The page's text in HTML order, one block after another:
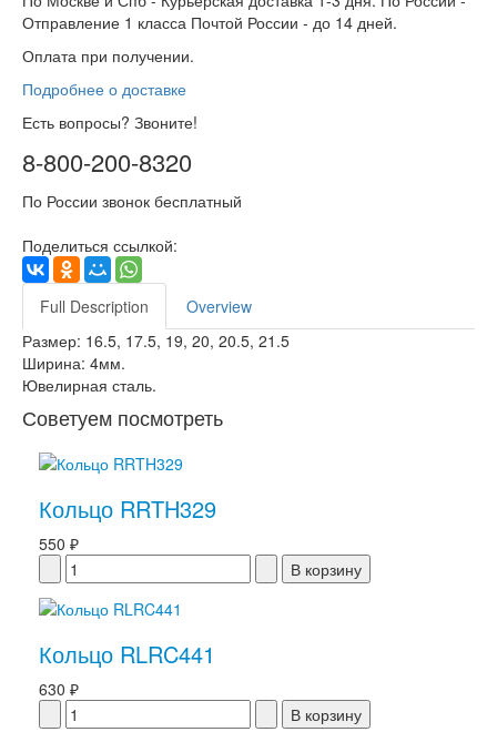
Отправление 1 класса Почтой России - до 14 дней.
Оплата при получении.
Подробнее о доставке
Есть вопросы? Звоните!
8-800-200-8320
По России звонок бесплатный
Поделиться ссылкой:
Full Description
Overview
Размер: 16.5, 17.5, 19, 20, 20.5, 21.5
Ширина: 4мм.
Ювелирная сталь.
Советуем посмотреть
Кольцо RRTH329
550 ₽
Кольцо RLRC441
630 ₽